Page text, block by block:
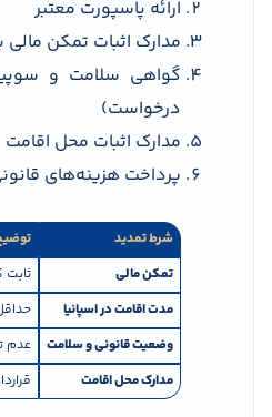
ارائه پاسپورت معتبر
مدارک اثبات تمکن مالی
گواهی سلامت و
درخواست)
مدارک اثبات محل اقامت
پرداخت هزینه‌های
شرط تمدید
تمکن مالی
ثابت
مدت اقامت در اسپانیا
حداقل ۱۸۰ روز اقامت
وضعیت قانونی و سلامت
عدم
مدارک محل اقامت